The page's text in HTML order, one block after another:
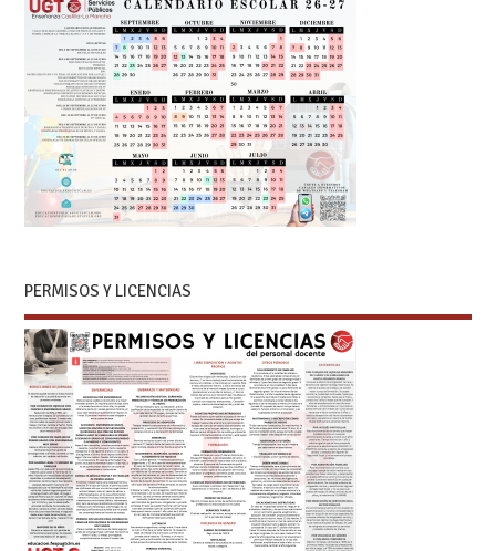
PERMISOS Y LICENCIAS